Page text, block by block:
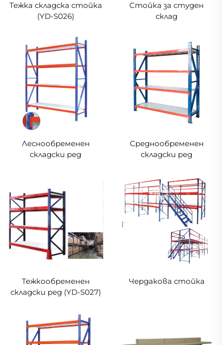
Тежка складска стойка
(YD-S026)
Стойка за студен
склад
Леснообременен
складски ред
Среднообременен
складски ред
Тежкообременен
складски ред (YD-S027)
Чердакова стойка